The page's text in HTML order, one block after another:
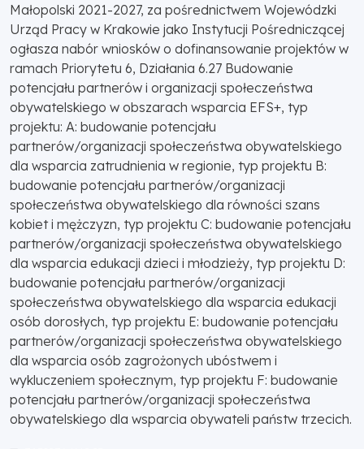
Małopolski 2021-2027, za pośrednictwem Wojewódzki
Urząd Pracy w Krakowie jako Instytucji Pośredniczącej
ogłasza nabór wniosków o dofinansowanie projektów w
ramach Priorytetu 6, Działania 6.27 Budowanie
potencjału partnerów i organizacji społeczeństwa
obywatelskiego w obszarach wsparcia EFS+, typ
projektu: A: budowanie potencjału
partnerów/organizacji społeczeństwa obywatelskiego
dla wsparcia zatrudnienia w regionie, typ projektu B:
budowanie potencjału partnerów/organizacji
społeczeństwa obywatelskiego dla równości szans
kobiet i mężczyzn, typ projektu C: budowanie potencjału
partnerów/organizacji społeczeństwa obywatelskiego
dla wsparcia edukacji dzieci i młodzieży, typ projektu D:
budowanie potencjału partnerów/organizacji
społeczeństwa obywatelskiego dla wsparcia edukacji
osób dorosłych, typ projektu E: budowanie potencjału
partnerów/organizacji społeczeństwa obywatelskiego
dla wsparcia osób zagrożonych ubóstwem i
wykluczeniem społecznym, typ projektu F: budowanie
potencjału partnerów/organizacji społeczeństwa
obywatelskiego dla wsparcia obywateli państw trzecich.